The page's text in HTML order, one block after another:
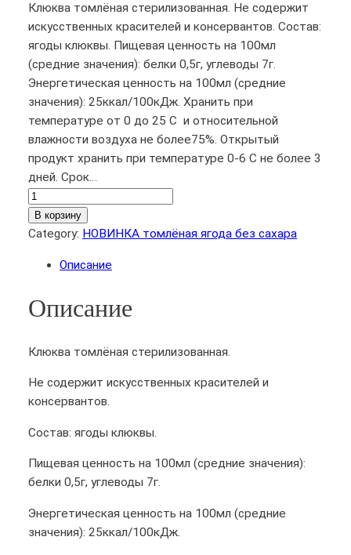
Клюква томлёная стерилизованная. Не содержит
искусственных красителей и консервантов. Состав:
ягоды клюквы. Пищевая ценность на 100мл
(средние значения): белки 0,5г, углеводы 7г.
Энергетическая ценность на 100мл (средние
значения): 25ккал/100кДж. Хранить при
температуре от 0 до 25 С и относительной
влажности воздуха не более75%. Открытый
продукт хранить при температуре 0-6 С не более 3
дней. Срок…
К
л
с
в
т
о
а
р
а
л
ю
В корзину
Category: НОВИНКА томлёная ягода без сахара
Описание
Описание
Клюква томлёная стерилизованная.
Не содержит искусственных красителей и
консервантов.
Состав: ягоды клюквы.
Пищевая ценность на 100мл (средние значения):
белки 0,5г, углеводы 7г.
Энергетическая ценность на 100мл (средние
значения): 25ккал/100кДж.